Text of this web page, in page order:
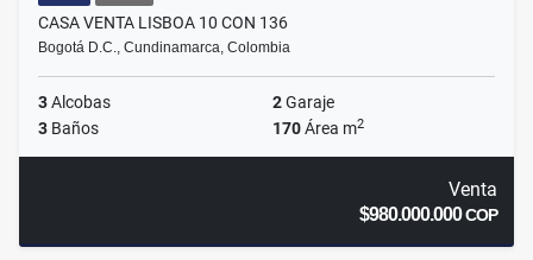
CASA VENTA LISBOA 10 CON 136
Bogotá D.C., Cundinamarca, Colombia
3Alcobas 2Garaje
3 Baños 170Área m2
Venta
$980.000.000COP